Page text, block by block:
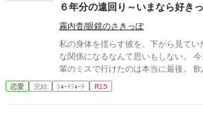
６年分の遠回り～いまなら好き
霧内杳/眼鏡のさきっぽ
私の身体を揺らす彼を、下から見てい
な関係になるなんて思いもしない。 今日は同期飲み会だった。 後
輩のミスで行けたのは本当に最後。 飲み足りないという私に彼は
付き合ってくれた。 彼とは入社当時、部署は違ったが同じ仕事に
携わっていた。 きっとあの頃のわたし
恋愛 完結 ｼｮｰﾄｼｮｰﾄ R15